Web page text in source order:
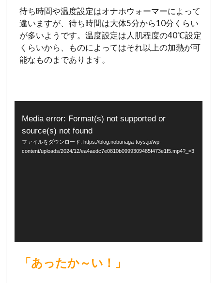
待ち時間や温度設定はオナホウォーマーによって
違いますが、待ち時間は大体5分から10分くらい
が多いようです。温度設定は人肌程度の40℃設定
くらいから、ものによってはそれ以上の加熱が可
能なものまであります。
レ
Media error: Format(s) not supported or
source(s) not found
ファイルをダウンロード: https://blog.nobunaga-toys.jp/wp-
content/uploads/2024/12/ea4aedc7e0810b0999309485f473e1f5.mp4?_=3
「あったか～い！」